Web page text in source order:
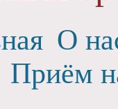
О
Приём